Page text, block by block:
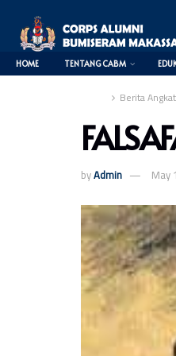
HOME TENTANG CABM
Berita
byAdmin May